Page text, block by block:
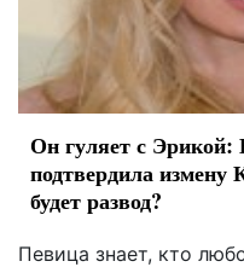
Он гуляет с Эрикой:
подтвердила измену
будет развод?
Певица знает, кто